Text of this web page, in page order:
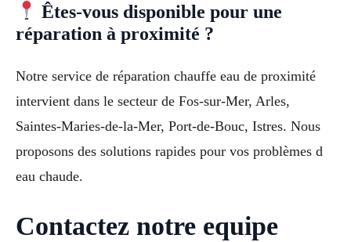
Êtes-vous disponible pour une
réparation à proximité ?
Notre service de réparation chauffe eau de proximité
intervient dans le secteur de Fos-sur-Mer, Arles,
Saintes-Maries-de-la-Mer, Port-de-Bouc, Istres. Nous
proposons des solutions rapides pour vos problèmes d
eau chaude.
Contactez notre equipe